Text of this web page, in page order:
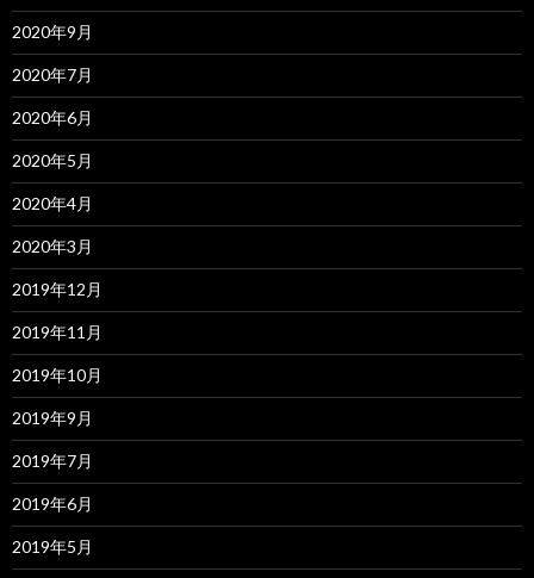
2020年9月
2020年7月
2020年6月
2020年5月
2020年4月
2020年3月
2019年12月
2019年11月
2019年10月
2019年9月
2019年7月
2019年6月
2019年5月